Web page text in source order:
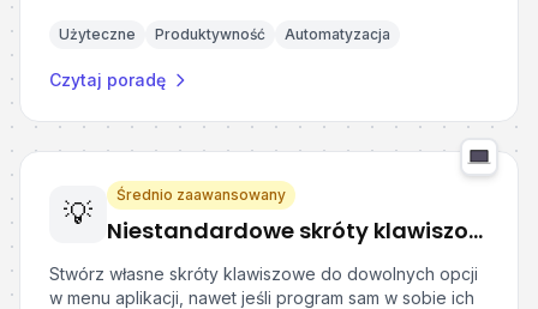
Użyteczne Produktywność Automatyzacja
Czytaj poradę
💡
Średnio zaawansowany
Niestandardowe skróty klawiszowe w macOS
Stwórz własne skróty klawiszowe do dowolnych opcji
w menu aplikacji, nawet jeśli program sam w sobie ich